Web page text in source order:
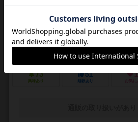
14歳～
悪夢のような街で他の狩人を出し抜いて「血
ＰＳ４で発売されたフロムソフトウェアのブ
ーム化。 かつて栄華を極めた古都ヤーナム
びこっていた。あなたは「獣の病」の罹患者
73
興味あり
51
経験あり お気に